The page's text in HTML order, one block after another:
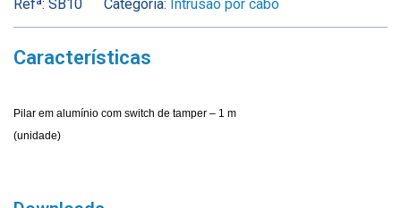
Refª: SB10 Categoria: Intrusão por cabo
Características
Pilar em alumínio com switch de tamper – 1 m
(unidade)